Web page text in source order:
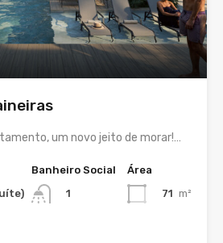
um novo jeito de morar!…
Banheiro Social
1
Área
71 m²